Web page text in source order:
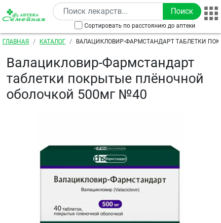
Перейти к основному содержанию
Сортировать по расстоянию до аптеки
Строка навигации
ГЛАВНАЯ КАТАЛОГ
ВАЛАЦИКЛОВИР-ФАРМСТАНДАРТ ТАБЛЕТКИ
Валацикловир-Фармстандарт
таблетки покрытые плёночной
оболочкой 500мг №40